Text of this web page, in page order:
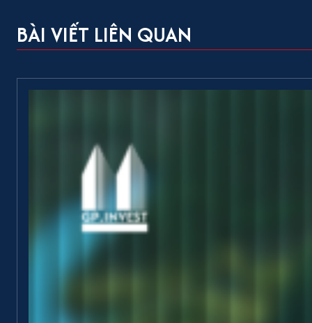
BÀI VIẾT LIÊN QUAN